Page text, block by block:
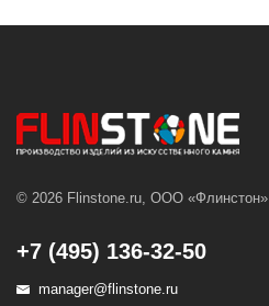
© 2026 Flinstone.ru, ООО «Флинстон»
+7 (495) 136-32-50
manager@flinstone.ru